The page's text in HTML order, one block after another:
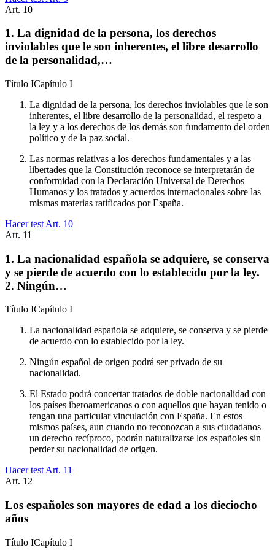
Art. 10
1. La dignidad de la persona, los derechos
inviolables que le son inherentes, el libre desarrollo
de la personalidad,…
Título ICapítulo I
La dignidad de la persona, los derechos inviolables que le son
inherentes, el libre desarrollo de la personalidad, el respeto a
la ley y a los derechos de los demás son fundamento del orden
político y de la paz social.
Las normas relativas a los derechos fundamentales y a las
libertades que la Constitución reconoce se interpretarán de
conformidad con la Declaración Universal de Derechos
Humanos y los tratados y acuerdos internacionales sobre las
mismas materias ratificados por España.
Hacer test Art. 10
Art. 11
1. La nacionalidad española se adquiere, se conserva
y se pierde de acuerdo con lo establecido por la ley.
2. Ningún…
Título ICapítulo I
La nacionalidad española se adquiere, se conserva y se pierde
de acuerdo con lo establecido por la ley.
Ningún español de origen podrá ser privado de su
nacionalidad.
El Estado podrá concertar tratados de doble nacionalidad con
los países iberoamericanos o con aquellos que hayan tenido o
tengan una particular vinculación con España. En estos
mismos países, aun cuando no reconozcan a sus ciudadanos
un derecho recíproco, podrán naturalizarse los españoles sin
perder su nacionalidad de origen.
Hacer test Art. 11
Art. 12
Los españoles son mayores de edad a los dieciocho
años
Título ICapítulo I